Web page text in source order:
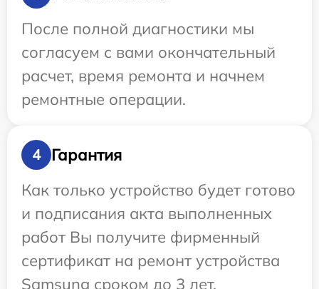
После полной диагностики мы
согласуем с вами окончательный
расчет, время ремонта и начнем
ремонтные операции.
4
Гарантия
Как только устройство будет готово
и подписания акта выполненных
работ Вы получите фирменный
сертификат на ремонт устройства
Samsung сроком до 3 лет.